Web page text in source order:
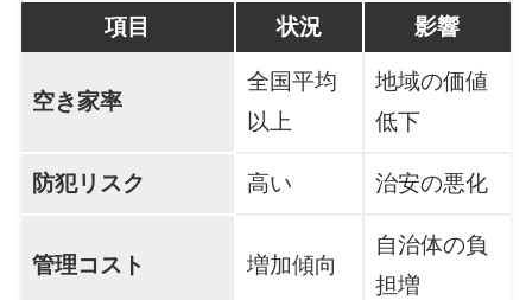
項目 状況 影響
空き家率
全国平均
以上
地域の価値
低下
防犯リスク 高い 治安の悪化
管理コスト 増加傾向
自治体の負
担増